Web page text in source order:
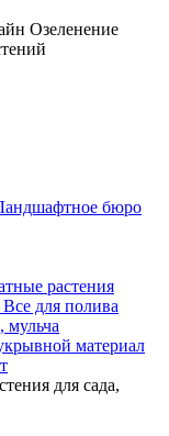
Озеленение
бюро
растения
Все для полива
мульча
материал
для сада,